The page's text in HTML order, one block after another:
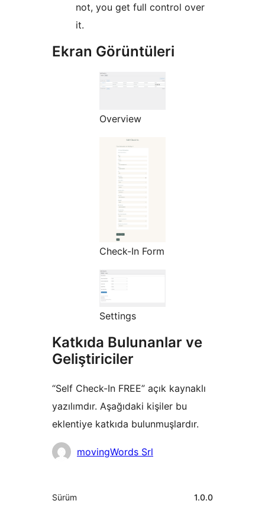
not, you get full control over
it.
Ekran Görüntüleri
Overview
Check-In Form
Settings
Katkıda Bulunanlar ve
Geliştiriciler
“Self Check-In FREE” açık kaynaklı
yazılımdır. Aşağıdaki kişiler bu
eklentiye katkıda bulunmuşlardır.
KatkıdamovingWords Srl
Meta
Sürüm 1.0.0